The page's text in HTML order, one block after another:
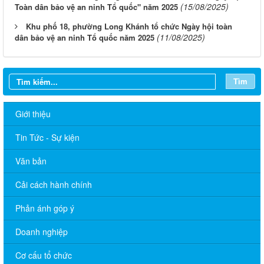
Toàn dân bảo vệ an ninh Tổ quốc" năm 2025 (15/08/2025)
Khu phố 18, phường Long Khánh tổ chức Ngày hội toàn
dân bảo vệ an ninh Tổ quốc năm 2025 (11/08/2025)
Tìm
Giới thiệu
Tin Tức - Sự kiện
Văn bản
Cải cách hành chính
Phản ánh góp ý
Doanh nghiệp
Cơ cấu tổ chức
Lịch làm việc của Chủ tịch, các Phó Chủ tịch UBND phường (từ
ngày 01/6/2026 đến ngày 12/6/2026)